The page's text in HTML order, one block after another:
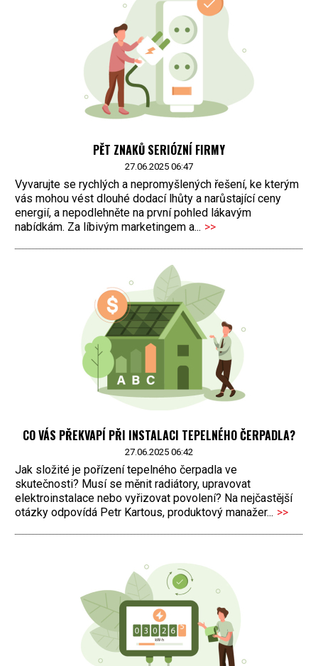
PĚT ZNAKŮ SERIÓZNÍ FIRMY
27.06.2025 06:47
Vyvarujte se rychlých a nepromyšlených řešení, ke kterým
vás mohou vést dlouhé dodací lhůty a narůstající ceny
energií, a nepodlehněte na první pohled lákavým
nabídkám. Za líbivým marketingem a... >>
CO VÁS PŘEKVAPÍ PŘI INSTALACI TEPELNÉHO ČERPADLA?
27.06.2025 06:42
Jak složité je pořízení tepelného čerpadla ve
skutečnosti? Musí se měnit radiátory, upravovat
elektroinstalace nebo vyřizovat povolení? Na nejčastější
otázky odpovídá Petr Kartous, produktový manažer... >>